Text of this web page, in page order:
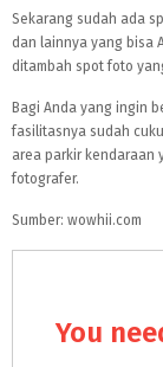
Sekarang sudah ada
dan lainnya yang bisa
ditambah spot foto
Bagi Anda yang ingin
fasilitasnya sudah
area parkir kendaraan
fotografer.
Sumber: wowhii.com
You